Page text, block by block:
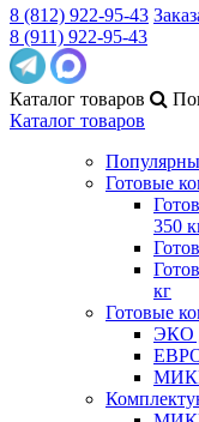
8 (812) 922-95-43
8 (911) 922-95-43
Каталог товаров
Каталог товаров
Готовые
350
кг
Готовые
ЭКО